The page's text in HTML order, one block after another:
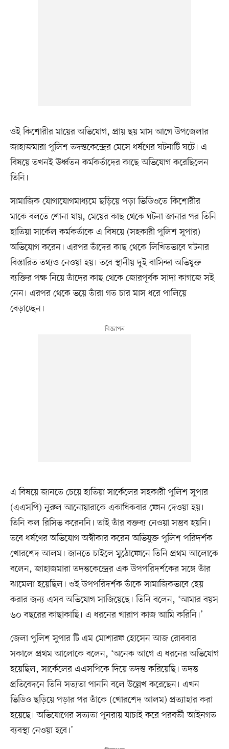
ওই কিশোরীর মায়ের অভিযোগ, প্রায় ছয় মাস আগে উপজেলার
জাহাজমারা পুলিশ তদন্তকেন্দ্রের মেসে ধর্ষণের ঘটনাটি ঘটে। এ
বিষয়ে তখনই ঊর্ধ্বতন কর্মকর্তাদের কাছে অভিযোগ করেছিলেন
তিনি।
সামাজিক যোগাযোগমাধ্যমে ছড়িয়ে পড়া ভিডিওতে কিশোরীর
মাকে বলতে শোনা যায়, মেয়ের কাছ থেকে ঘটনা জানার পর তিনি
হাতিয়া সার্কেল কর্মকর্তাকে এ বিষয়ে (সহকারী পুলিশ সুপার)
অভিযোগ করেন। এরপর তাঁদের কাছ থেকে লিখিতভাবে ঘটনার
বিস্তারিত তথ্যও নেওয়া হয়। তবে স্থানীয় দুই বাসিন্দা অভিযুক্ত
ব্যক্তির পক্ষ নিয়ে তাঁদের কাছ থেকে জোরপূর্বক সাদা কাগজে সই
নেন। এরপর থেকে ভয়ে তাঁরা গত চার মাস ধরে পালিয়ে
বেড়াচ্ছেন।
এ বিষয়ে জানতে চেয়ে হাতিয়া সার্কেলের সহকারী পুলিশ সুপার
(এএসপি) নুরুল আনোয়ারাকে একাধিকবার ফোন দেওয়া হয়।
তিনি কল রিসিভ করেননি। তাই তাঁর বক্তব্য নেওয়া সম্ভব হয়নি।
তবে ধর্ষণের অভিযোগ অস্বীকার করেন অভিযুক্ত পুলিশ পরিদর্শক
খোরশেদ আলম। জানতে চাইলে মুঠোফোনে তিনি প্রথম আলোকে
বলেন, জাহাজমারা তদন্তকেন্দ্রের এক উপপরিদর্শকের সঙ্গে তাঁর
ঝামেলা হয়েছিল। ওই উপপরিদর্শক তাঁকে সামাজিকভাবে হেয়
করার জন্য এসব অভিযোগ সাজিয়েছে। তিনি বলেন, ‘আমার বয়স
৬০ বছরের কাছাকাছি। এ ধরনের খারাপ কাজ আমি করিনি।’
জেলা পুলিশ সুপার টি এম মোশারফ হোসেন আজ রোববার
সকালে প্রথম আলোকে বলেন, ‘অনেক আগে এ ধরনের অভিযোগ
হয়েছিল, সার্কেলের এএসপিকে দিয়ে তদন্ত করিয়েছি। তদন্ত
প্রতিবেদনে তিনি সত্যতা পাননি বলে উল্লেখ করেছেন। এখন
ভিডিও ছড়িয়ে পড়ার পর তাঁকে (খোরশেদ আলম) প্রত্যাহার করা
হয়েছে। অভিযোগের সত্যতা পুনরায় যাচাই করে পরবর্তী আইনগত
ব্যবস্থা নেওয়া হবে।’